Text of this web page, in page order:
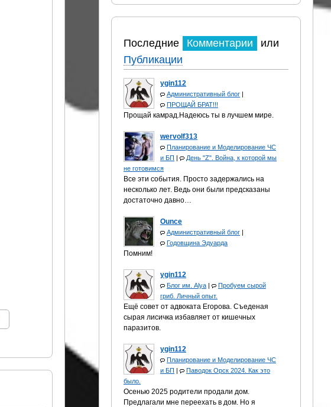
Последние Комментарии
или
Публикации
ygin112
Административный блог |
ПРОЩАЙ БРАТ!!!
Прощай камрад.Надеюсь ты в лучшем мире.
wervolf313
Планирование и Моделирование ЧС
и БП |
День "Z". Война, к которой мы
не готовимся
Все эти события. Просто задержались на
несколько лет. Ведь они были предсказаны
достаточно давно…
Ounce
Административный блог |
Годовщина Эдуарда
Помним!
ygin112
Блог им. Alya |
Пробуем сырой
гриб. Личный опыт.
Ещё совет от адвоката Егорова. Съеденая
сырая лисичка избавляет от кишечных
паразитов.
ygin112
Планирование и Моделирование ЧС
и БП |
Паводок Орск 2024. Как это
было.
Осенью 2025 родители продали дом.
Предлагали мне переехать в дом. Но я